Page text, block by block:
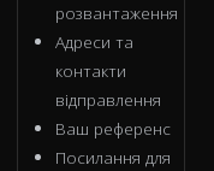
розвантаження
Адреси та
контакти
відправлення
Ваш референс
Посилання для